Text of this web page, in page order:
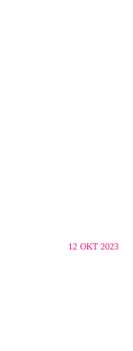
12 OKT 2023